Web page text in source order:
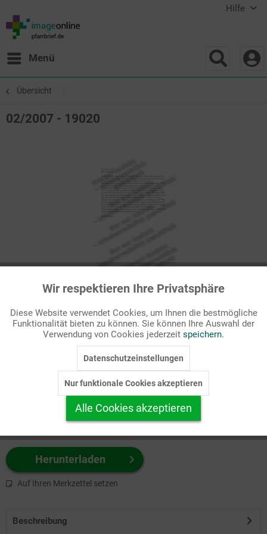
Hilfe
Menü
Übersicht
02/2007 - 19020
Passende Stichworte
Kirchenjahr, Meditation
zuerst Ihr Produktformat aus.
z.B. Farbe-Grafik, Schwarz-Weiß-Grafik, mit/ohne Text ...
Herunterladen
Auf Ihren Merkzettel setzen
Beschreibung
Funktionale Aktiv
Marketing Inaktiv
Personalisierung Inaktiv
Service
Wir respektieren Ihre Privatsphäre
Diese Website verwendet Cookies, um Ihnen die bestmögliche
Funktionalität bieten zu können. Sie können Ihre Auswahl der
Verwendung von Cookies jederzeit speichern.
Datenschutzeinstellungen
Nur funktionale Cookies akzeptieren
Alle Cookies akzeptieren